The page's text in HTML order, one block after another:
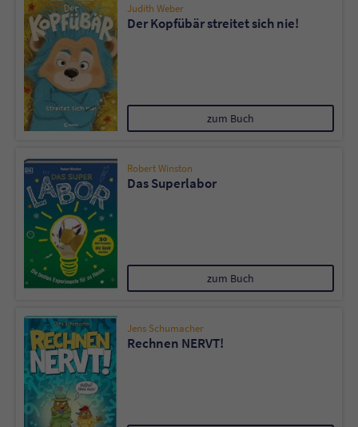
Judith Weber
Der Kopfübär streitet sich nie!
zum Buch
Robert Winston
Das Superlabor
zum Buch
Jens Schumacher
Rechnen NERVT!